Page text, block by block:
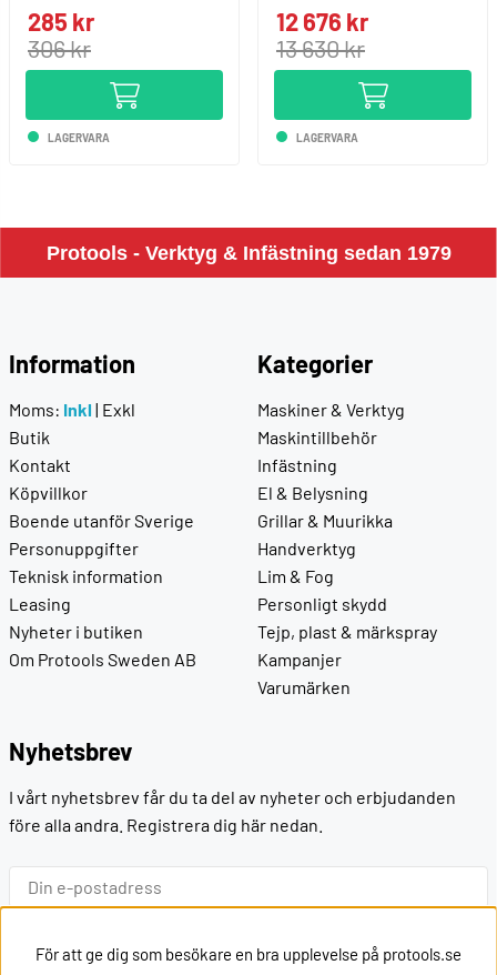
285 kr
306 kr
LAGERVARA
12 676 kr
13 630 kr
LAGERVARA
Protools - Verktyg & Infästning sedan 1979
Information
Moms: Inkl | Exkl
Butik
Kontakt
Köpvillkor
Boende utanför Sverige
Personuppgifter
Teknisk information
Leasing
Nyheter i butiken
Om Protools Sweden AB
Kategorier
Maskiner & Verktyg
Maskintillbehör
Infästning
El & Belysning
Grillar & Muurikka
Handverktyg
Lim & Fog
Personligt skydd
Tejp, plast & märkspray
Kampanjer
Varumärken
Nyhetsbrev
I vårt nyhetsbrev får du ta del av nyheter och erbjudanden
före alla andra. Registrera dig här nedan.
Ok
För att ge dig som besökare en bra upplevelse på protools.se